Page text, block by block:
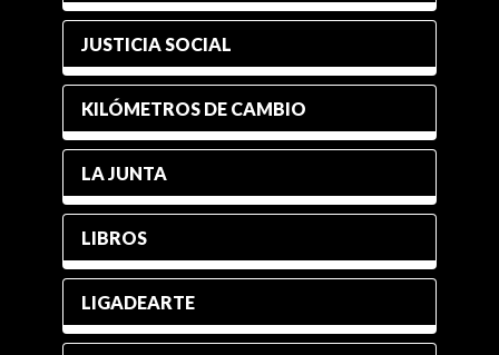
JUSTICIA SOCIAL
KILÓMETROS DE CAMBIO
LA JUNTA
LIBROS
LIGADEARTE